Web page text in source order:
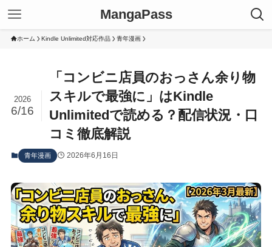
MangaPass
ホーム Kindle Unlimited対応作品 青年漫画
「コンビニ店員のおっさん余り物
スキルで最強に」はKindle
Unlimitedで読める？配信状況・口
コミ徹底解説
2026
6/16
青年漫画 2026年6月16日